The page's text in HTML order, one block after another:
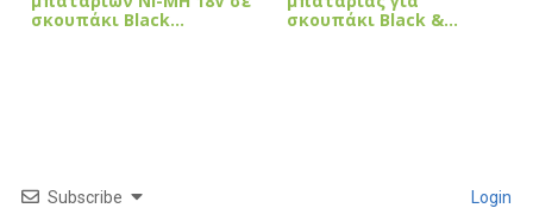
σκουπάκι Black…
σκουπάκι Black &
Subscribe Login